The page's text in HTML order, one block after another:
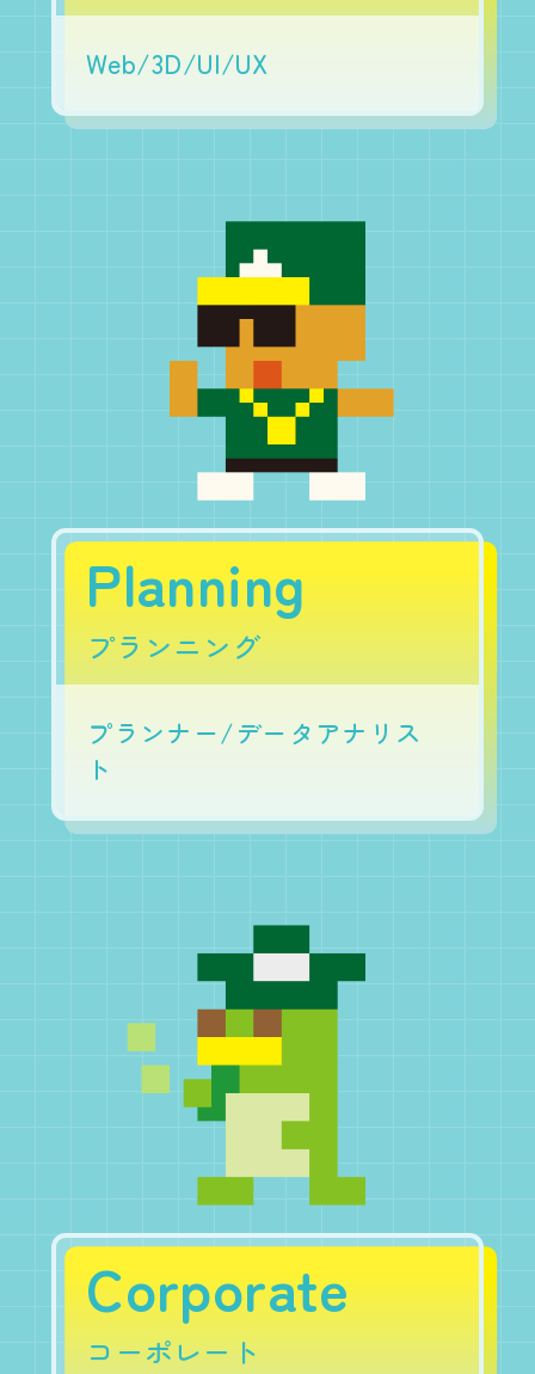
Web/3D/UI/UX
Planning
プランニング
プランナー/データアナリス
ト
Corporate
コーポレート